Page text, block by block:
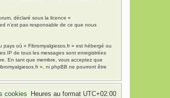
déclaré sous la licence «
n’est pas responsable de ce que nous
où « Fibromyalgiesos.fr » est hébergé ou
IP de tous les messages sont enregistrées
En tant que membre, vous acceptez que
», ni phpBB ne pourront être
Heures au format UTC+02:00
cookies